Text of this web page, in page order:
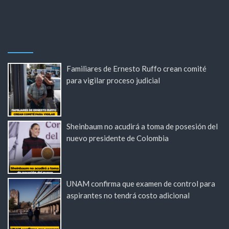
Familiares de Ernesto Ruffo crean comité
para vigilar proceso judicial
Sheinbaum no acudirá a toma de posesión del
nuevo presidente de Colombia
UNAM confirma que examen de control para
aspirantes no tendrá costo adicional